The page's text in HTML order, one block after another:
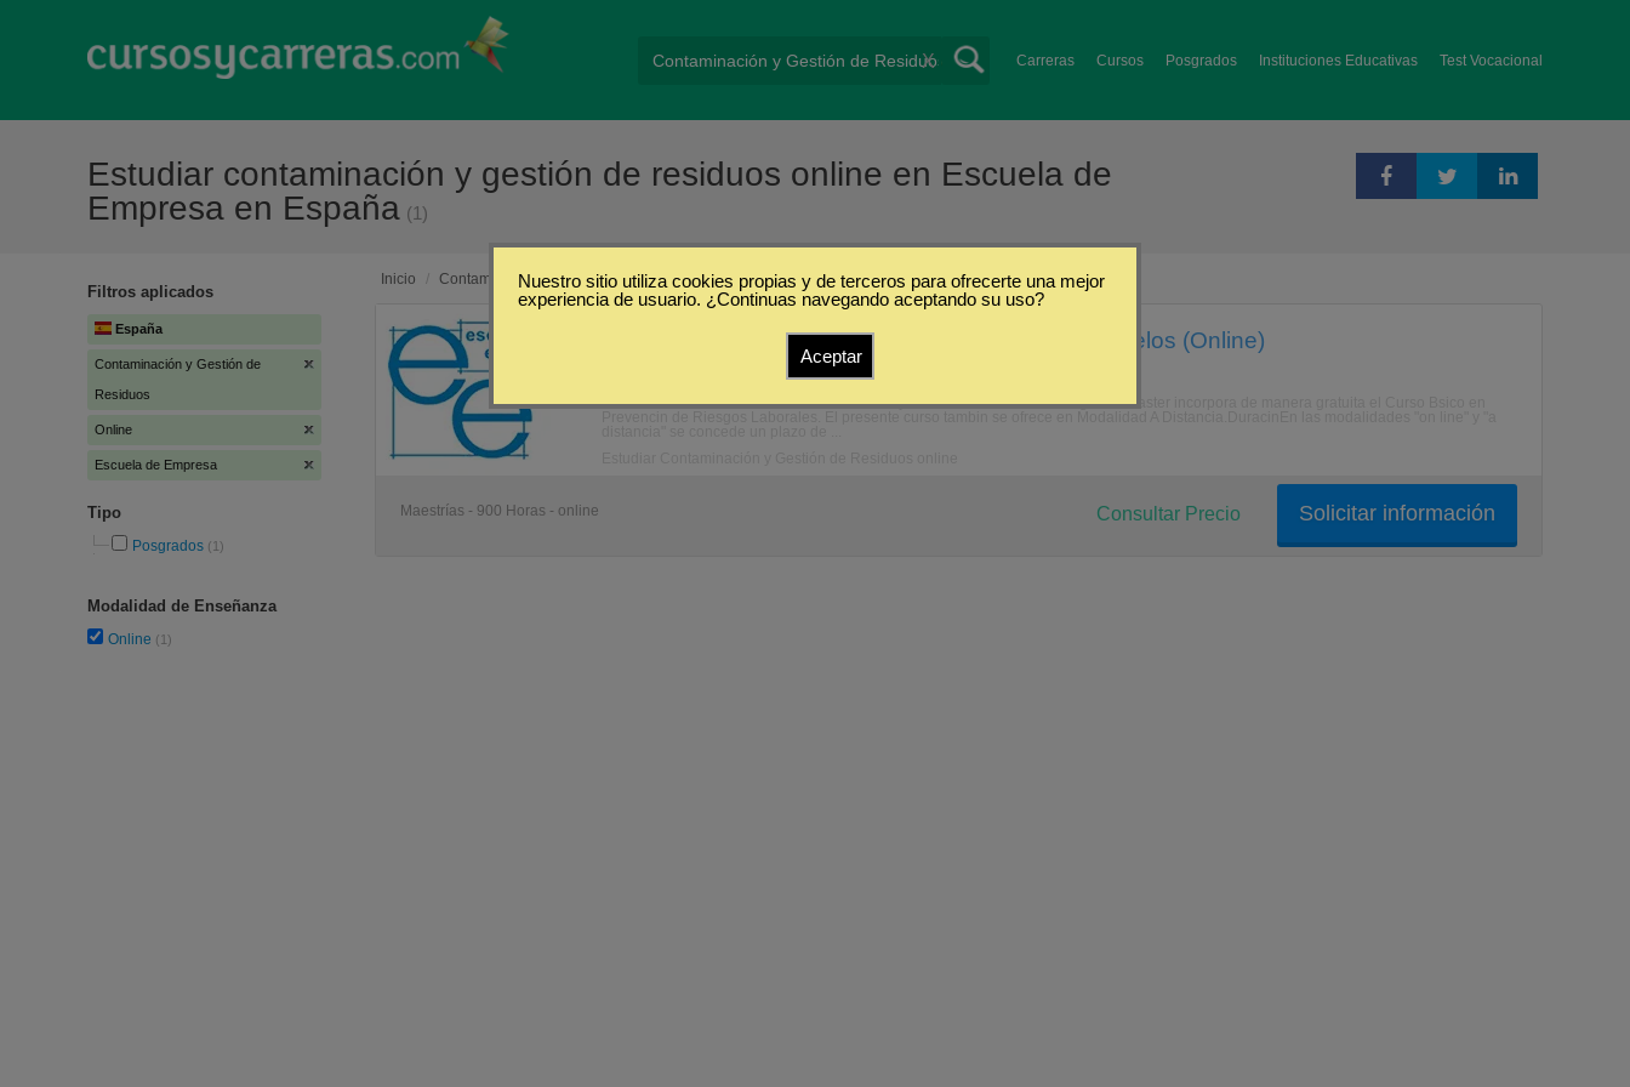
Carreras Cursos Posgrados Instituciones Educativas Test Vocacional
X
Estudiar contaminación y gestión de residuos online en Escuela de
Empresa en España (1)
Filtros aplicados
España
Contaminación y Gestión de
Residuos
Online
Escuela de Empresa
Tipo
Posgrados (1)
Modalidad de Enseñanza
Online (1)
Inicio / Contaminación y Gestión de Residuos / Online / Escuela de Empresa
Master en Gestión y Tratamiento de Residuos y Suelos (Online)
Título ofrecido: Título de Master en Dirección y Gestión de RR.HH. El Programa Master incorpora de manera gratuita el Curso Bsico en
Maestrías - 900 Horas - online Solicitar información
Consultar Precio
Nuestro sitio utiliza cookies propias y de terceros para ofrecerte una mejor
experiencia de usuario. ¿Continuas navegando aceptando su uso?
Aceptar